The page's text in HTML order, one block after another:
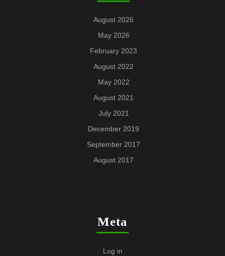
August 2026
May 2026
February 2023
August 2022
May 2022
August 2021
July 2021
December 2019
September 2017
August 2017
Meta
Log in